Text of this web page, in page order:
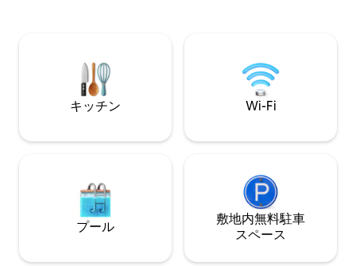
ックスできる屋外エリア、フェンス付き
庭、近くのハイキングコース。 太陽光発
電、砂漠景観、冷房、自宅のようなアメ
ニティがたくさんあります。 ホテルの客
す！ マイカサエススカサ！
ス、鍋/フライパ
ど！ 屋根付きのポーチやパティオでくつ
ろぐか、芝生の庭
がら、ペットたち
キッチン Wi-Fi
プール
敷地内無料駐⁠車
ス⁠ペ⁠ー⁠ス